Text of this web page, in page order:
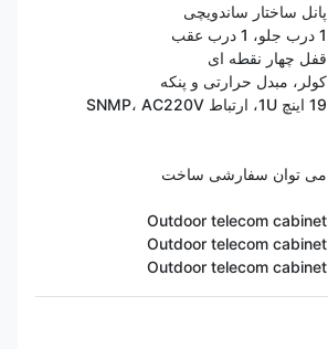
پانل ساختار ساندویچی
1 درب جلو، 1 درب عقب
قفل چهار نقطه ای
کولر، مبدل حرارتی و پنکه
19 اینچ 1U، ارتباط SNMP، AC220V
می توان سفارشی ساخت
Outdoor telecom cabinet
Outdoor telecom cabinet
Outdoor telecom cabinet